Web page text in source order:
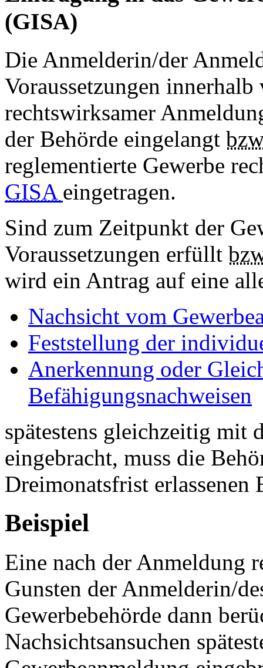
(GISA)
Die Anmelderin/der
Voraussetzungen
rechtswirksamer
der Behörde eingelangt
reglementierte Gewerbe
GISA eingetragen.
Sind zum Zeitpunkt der
Voraussetzungen erfüllt
wird ein Antrag auf eine
Nachsicht vom
Feststellung der
Anerkennung oder
Befähigungsnachweisen
spätestens gleichzeitig mit
eingebracht, muss die
Dreimonatsfrist erlassenen
Beispiel
Eine nach der Anmeldung
Gunsten der Anmelderin/
Gewerbebehörde dann
Nachsichtsansuchen